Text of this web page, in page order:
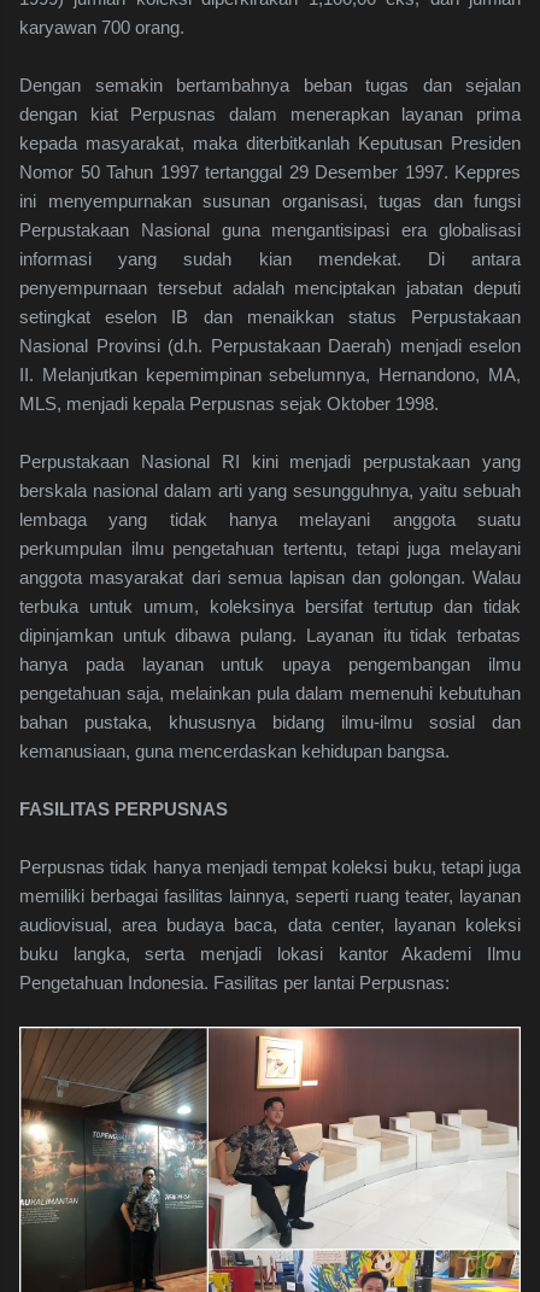
karyawan 700 orang.
Dengan semakin bertambahnya beban tugas dan sejalan
dengan kiat Perpusnas dalam menerapkan layanan prima
kepada masyarakat, maka diterbitkanlah Keputusan Presiden
Nomor 50 Tahun 1997 tertanggal 29 Desember 1997. Keppres
ini menyempurnakan susunan organisasi, tugas dan fungsi
Perpustakaan Nasional guna mengantisipasi era globalisasi
informasi yang sudah kian mendekat. Di antara
penyempurnaan tersebut adalah menciptakan jabatan deputi
setingkat eselon IB dan menaikkan status Perpustakaan
Nasional Provinsi (d.h. Perpustakaan Daerah) menjadi eselon
II. Melanjutkan kepemimpinan sebelumnya, Hernandono, MA,
MLS, menjadi kepala Perpusnas sejak Oktober 1998.
Perpustakaan Nasional RI kini menjadi perpustakaan yang
berskala nasional dalam arti yang sesungguhnya, yaitu sebuah
lembaga yang tidak hanya melayani anggota suatu
perkumpulan ilmu pengetahuan tertentu, tetapi juga melayani
anggota masyarakat dari semua lapisan dan golongan. Walau
terbuka untuk umum, koleksinya bersifat tertutup dan tidak
dipinjamkan untuk dibawa pulang. Layanan itu tidak terbatas
hanya pada layanan untuk upaya pengembangan ilmu
pengetahuan saja, melainkan pula dalam memenuhi kebutuhan
bahan pustaka, khususnya bidang ilmu-ilmu sosial dan
kemanusiaan, guna mencerdaskan kehidupan bangsa.
FASILITAS PERPUSNAS
Perpusnas tidak hanya menjadi tempat koleksi buku, tetapi juga
memiliki berbagai fasilitas lainnya, seperti ruang teater, layanan
audiovisual, area budaya baca, data center, layanan koleksi
buku langka, serta menjadi lokasi kantor Akademi Ilmu
Pengetahuan Indonesia. Fasilitas per lantai Perpusnas: